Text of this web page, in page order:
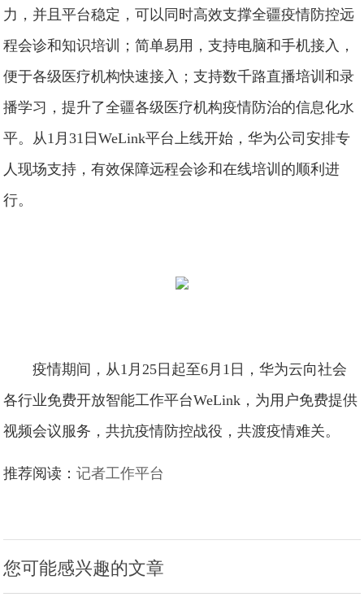
力，并且平台稳定，可以同时高效支撑全疆疫情防控远
程会诊和知识培训；简单易用，支持电脑和手机接入，
便于各级医疗机构快速接入；支持数千路直播培训和录
播学习，提升了全疆各级医疗机构疫情防治的信息化水
平。从1月31日WeLink平台上线开始，华为公司安排专
人现场支持，有效保障远程会诊和在线培训的顺利进
行。
疫情期间，从1月25日起至6月1日，华为云向社会
各行业免费开放智能工作平台WeLink，为用户免费提供
视频会议服务，共抗疫情防控战役，共渡疫情难关。
推荐阅读：记者工作平台
您可能感兴趣的文章